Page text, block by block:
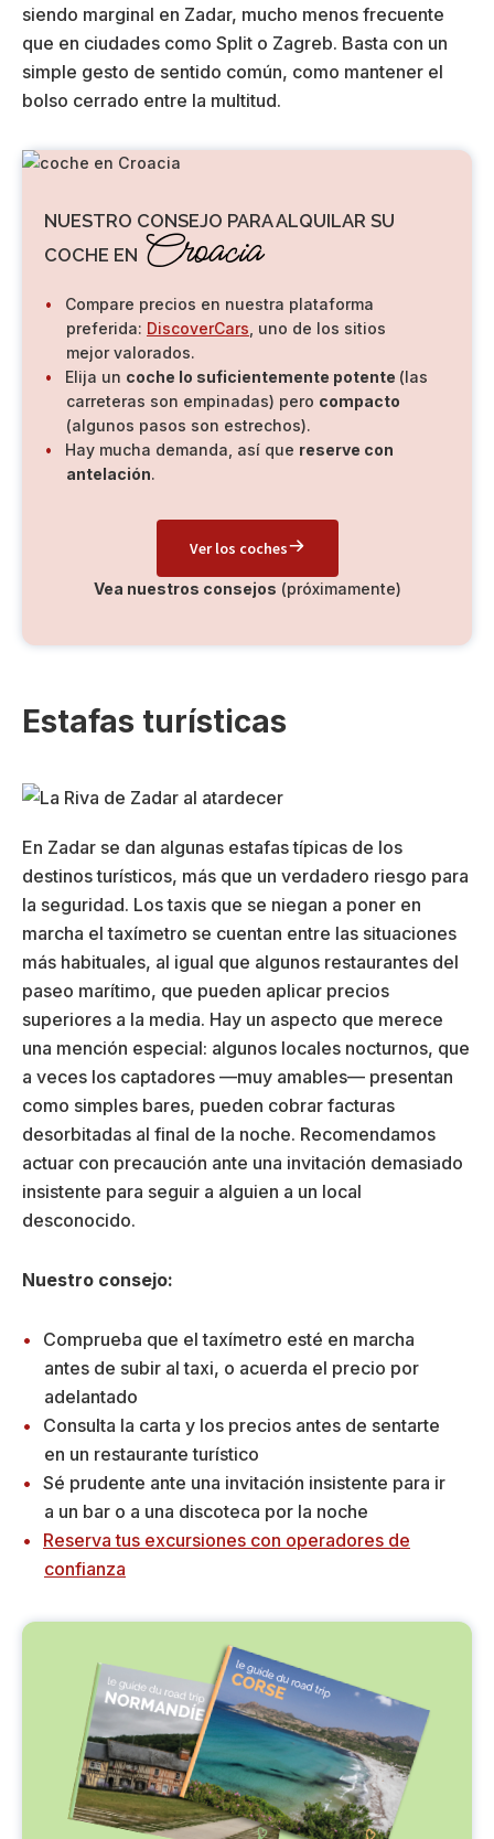
siendo marginal en Zadar, mucho menos frecuente
que en ciudades como Split o Zagreb. Basta con un
simple gesto de sentido común, como mantener el
bolso cerrado entre la multitud.
NUESTRO CONSEJO PARA ALQUILAR SU
COCHE EN Croacia
Compare precios en nuestra plataforma
preferida: DiscoverCars , uno de los sitios
mejor valorados.
Elija un coche lo suficientemente potente (las
carreteras son empinadas) pero compacto
(algunos pasos son estrechos).
Hay mucha demanda, así que reserve con
antelación.
Ver los coches
Vea nuestros consejos (próximamente)
Estafas turísticas
En Zadar se dan algunas estafas típicas de los
destinos turísticos, más que un verdadero riesgo para
la seguridad. Los taxis que se niegan a poner en
marcha el taxímetro se cuentan entre las situaciones
más habituales, al igual que algunos restaurantes del
paseo marítimo, que pueden aplicar precios
superiores a la media. Hay un aspecto que merece
una mención especial: algunos locales nocturnos, que
a veces los captadores —muy amables— presentan
como simples bares, pueden cobrar facturas
desorbitadas al final de la noche. Recomendamos
actuar con precaución ante una invitación demasiado
insistente para seguir a alguien a un local
desconocido.
Nuestro consejo:
Comprueba que el taxímetro esté en marcha
antes de subir al taxi, o acuerda el precio por
adelantado
Consulta la carta y los precios antes de sentarte
en un restaurante turístico
Sé prudente ante una invitación insistente para ir
a un bar o a una discoteca por la noche
Reserva tus excursiones con operadores de
confianza